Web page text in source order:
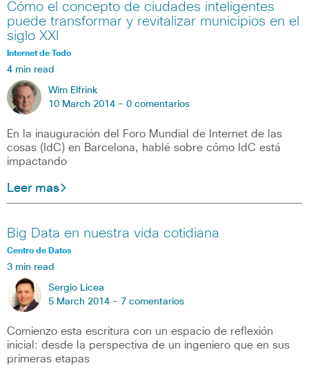
Cómo el concepto de ciudades inteligentes
puede transformar y revitalizar municipios en el
siglo XXI
Internet de Todo
4 min read
Wim Elfrink
10 March 2014 - 0 comentarios
En la inauguración del Foro Mundial de Internet de las
cosas (IdC) en Barcelona, hablé sobre cómo IdC está
impactando
Leer mas
Big Data en nuestra vida cotidiana
Centro de Datos
3 min read
Sergio Licea
5 March 2014 - 7 comentarios
Comienzo esta escritura con un espacio de reflexión
inicial: desde la perspectiva de un ingeniero que en sus
primeras etapas